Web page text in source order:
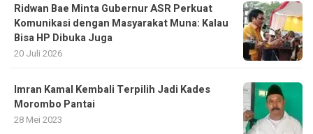
Ridwan Bae Minta Gubernur ASR Perkuat
Komunikasi dengan Masyarakat Muna: Kalau
Bisa HP Dibuka Juga
20 Juli 2026
Imran Kamal Kembali Terpilih Jadi Kades
Morombo Pantai
28 Mei 2023